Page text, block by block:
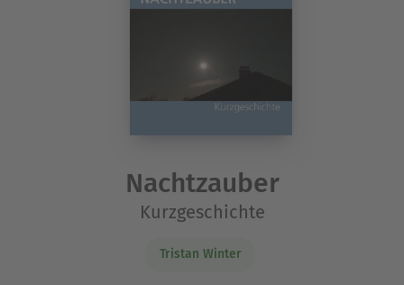
Nachtzauber
Kurzgeschichte
Tristan Winter